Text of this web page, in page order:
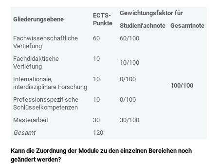
Gliederungsebene
ECTS-
Punkte
Gewichtungsfaktor für
Studienfachnote
Gesamtnote
Fachwissenschaftliche
Vertiefung
60 60/100
100/100
Fachdidaktische
Vertiefung
10
10/100
Internationale,
interdisziplinäre Forschung
10 0/100
Professionsspezifische
Schlüsselkompetenzen
10 0/100
Masterarbeit 30
30/100
Gesamt
120
Kann die Zuordnung der Module zu den einzelnen Bereichen noch
geändert werden?